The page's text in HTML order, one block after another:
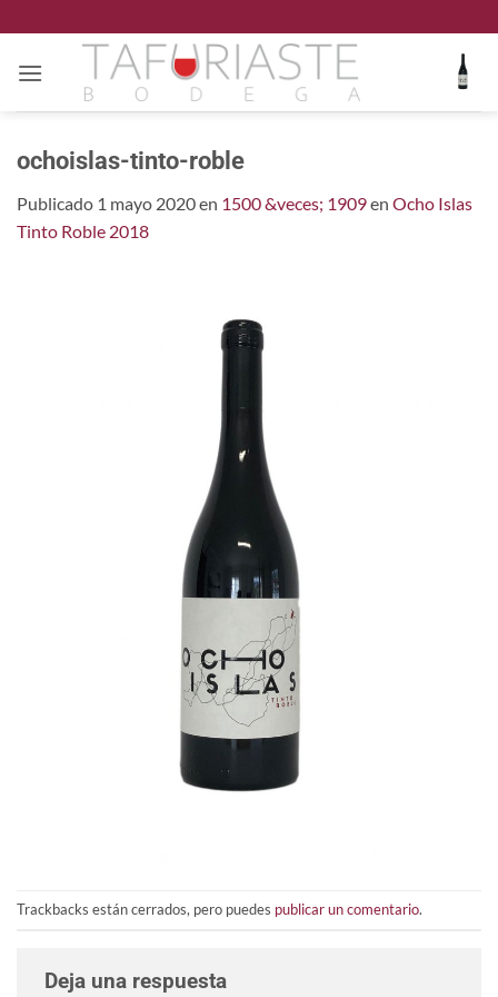
al
contenido
ochoislas-tinto-roble
Publicado 1 mayo 2020en 1500 &veces; 1909en Ocho Islas
Tinto Roble 2018
Trackbacks están cerrados, pero puedes publicar un comentario.
Deja una respuesta